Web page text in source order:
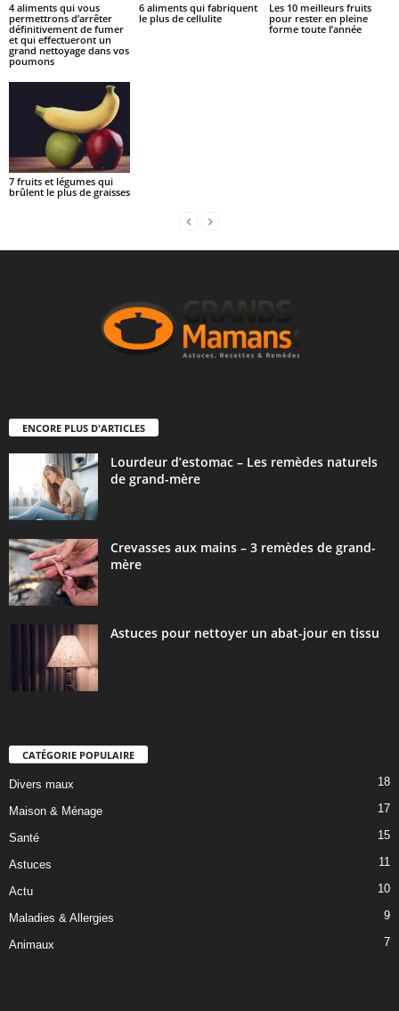
4 aliments qui vous
permettrons d’arrêter
définitivement de fumer
et qui effectueront un
grand nettoyage dans vos
poumons
6 aliments qui fabriquent
le plus de cellulite
Les 10 meilleurs fruits
pour rester en pleine
forme toute l’année
7 fruits et légumes qui
brûlent le plus de graisses
ENCORE PLUS D'ARTICLES
Lourdeur d’estomac – Les remèdes naturels
de grand-mère
Crevasses aux mains – 3 remèdes de grand-
mère
Astuces pour nettoyer un abat-jour en tissu
CATÉGORIE POPULAIRE
Divers maux 18
Maison & Ménage 17
Santé 15
Astuces 11
Actu 10
Maladies & Allergies 9
Animaux 7